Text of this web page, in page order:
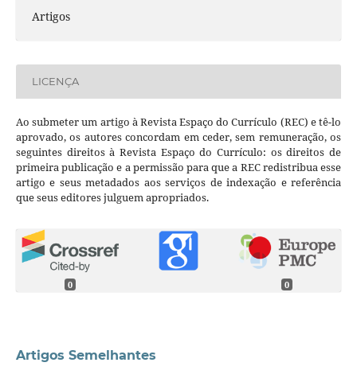
Artigos
LICENÇA
Ao submeter um artigo à Revista Espaço do Currículo (REC) e tê-lo
aprovado, os autores concordam em ceder, sem remuneração, os
seguintes direitos à Revista Espaço do Currículo: os direitos de
primeira publicação e a permissão para que a REC redistribua esse
artigo e seus metadados aos serviços de indexação e referência
que seus editores julguem apropriados.
0 0
Artigos Semelhantes